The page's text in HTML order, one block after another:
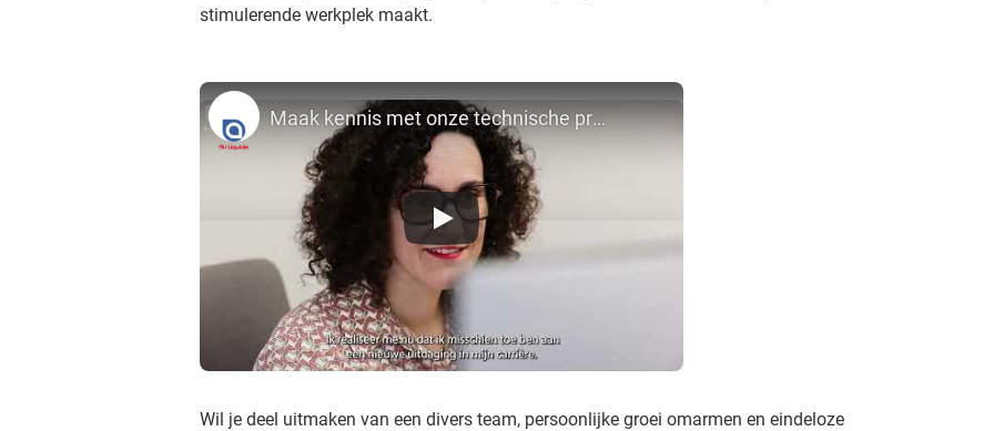
stimulerende werkplek maakt.
Maak kennis met onze technische profielen in Rotterdam: Meritxell en haar team
Wil je deel uitmaken van een divers team, persoonlijke groei omarmen en eindeloze